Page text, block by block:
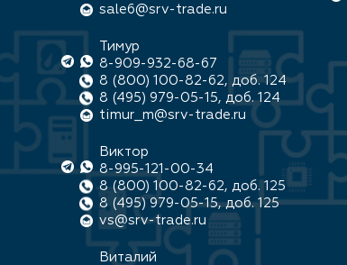
sale6@srv-trade.ru
Тимур
8-909-932-68-67
8 (800) 100-82-62, доб. 124
8 (495) 979-05-15, доб. 124
timur_m@srv-trade.ru
Виктор
8-995-121-00-34
8 (800) 100-82-62, доб. 125
8 (495) 979-05-15, доб. 125
vs@srv-trade.ru
Виталий